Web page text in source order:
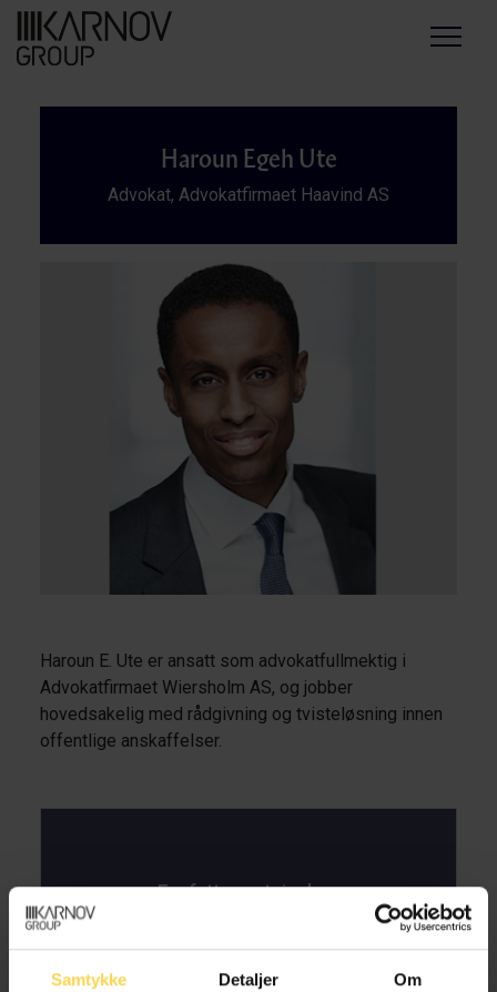
Samtykke Detaljer Om
Menu
Haroun Egeh Ute
Advokat, Advokatfirmaet Haavind AS
Haroun E. Ute er ansatt som advokatfullmektig i
Advokatfirmaet Wiersholm AS, og jobber
hovedsakelig med rådgivning og tvisteløsning innen
offentlige anskaffelser.
Forfatters utgivelser